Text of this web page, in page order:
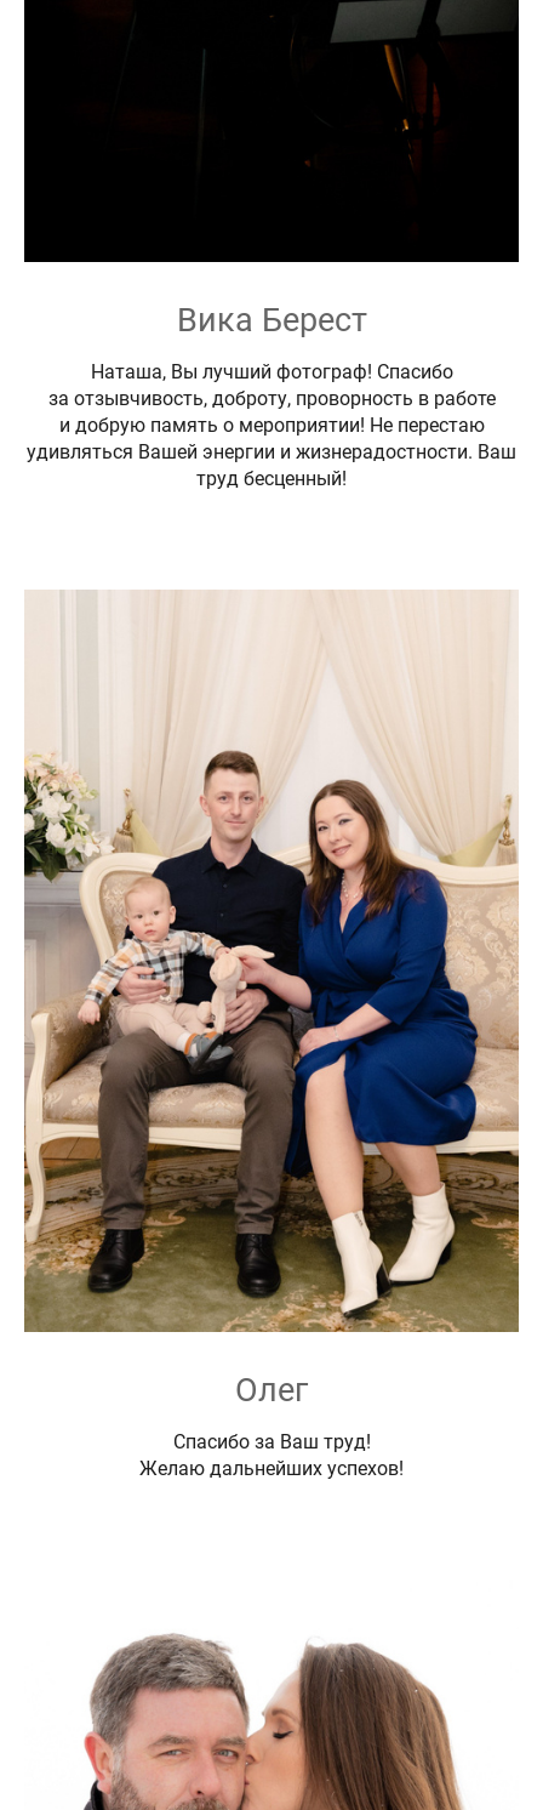
Вика Берест
Наташа, Вы лучший фотограф! Спасибо
за отзывчивость, доброту, проворность в работе
и добрую память о мероприятии! Не перестаю
удивляться Вашей энергии и жизнерадостности. Ваш
труд бесценный!
Олег
Спасибо за Ваш труд!
Желаю дальнейших успехов!